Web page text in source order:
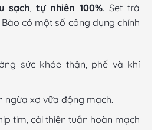
sạch, tự nhiên 100%. Set trà
có một số công dụng chính
sức khỏe thận, phế và khí
ngừa xơ vữa động mạch.
tim, cải thiện tuần hoàn mạch